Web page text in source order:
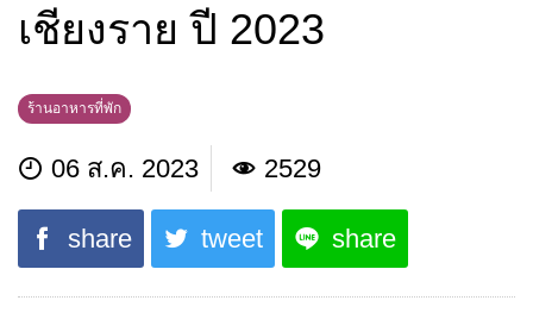
เชียงราย ปี 2023
ร้านอาหารที่พัก
06 ส.ค. 2023 2529
share tweet share